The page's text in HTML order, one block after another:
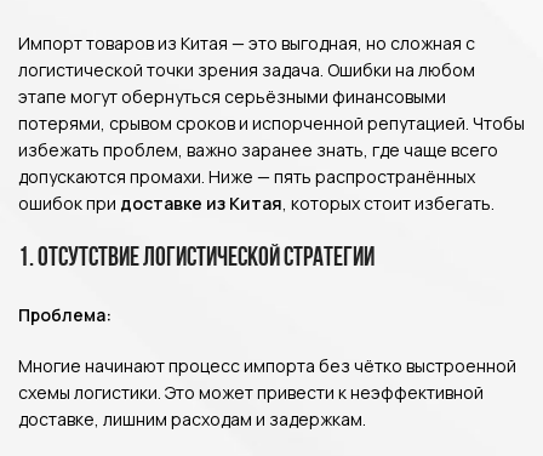
Импорт товаров из Китая — это выгодная, но сложная с
логистической точки зрения задача. Ошибки на любом
этапе могут обернуться серьёзными финансовыми
потерями, срывом сроков и испорченной репутацией. Чтобы
избежать проблем, важно заранее знать, где чаще всего
допускаются промахи. Ниже — пять распространённых
ошибок при доставке из Китая, которых стоит избегать.
1. Отсутствие логистической стратегии
Проблема:
Многие начинают процесс импорта без чётко выстроенной
схемы логистики. Это может привести к неэффективной
доставке, лишним расходам и задержкам.